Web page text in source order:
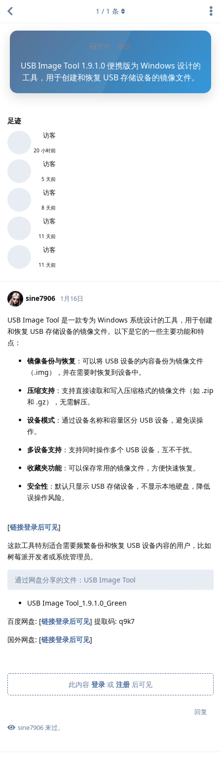
软件 系统
USB Image Tool 1.9.1.0 便携版为 Windows 设计的
工具，用于创建和恢复 USB 存储设备的镜像文件。
足迹
访客
20 小时前
访客
5 天前
访客
8 天前
访客
11 天前
访客
11 天前
1 / 1 条
sine7906 1月16日
USB Image Tool 是一款专为 Windows 系统设计的工具，用于创建
和恢复 USB 存储设备的镜像文件。以下是它的一些主要功能和特
点：
镜像备份与恢复 ：可以将 USB 设备的内容备份为镜像文件
（.img），并在需要时恢复到设备中。
压缩支持：支持直接读取和写入压缩格式的镜像文件（如 .zip
和 .gz），无需解压。
设备模式 ：通过设备名称和容量区分 USB 设备，避免误操
作。
多设备支持：支持同时操作多个 USB 设备，互不干扰。
收藏夹功能：可以保存常用的镜像文件，方便快速恢复。
安全性 ：默认只显示 USB 存储设备，不显示本地硬盘，降低
误操作风险。
[链接登录后可见]
这款工具特别适合需要频繁备份和恢复 USB 设备内容的用户，比如
树莓派开发者或系统管理员。
通过网盘分享的文件：USB Image Tool
USB Image Tool_1.9.1.0_Green
百度网盘: [链接登录后可见] 提取码: q9k7
国外网盘: [链接登录后可见]
此内容 登录 或 注册 后可见
回复
sine7906来过。